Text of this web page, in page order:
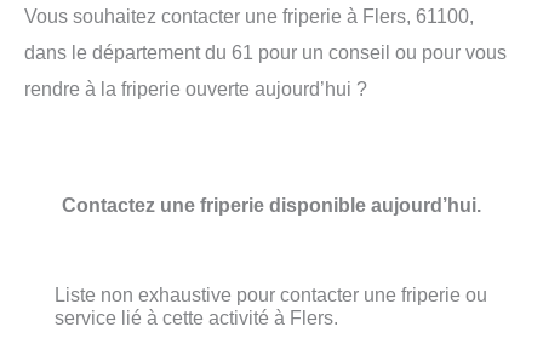
Vous souhaitez contacter une friperie à Flers, 61100,
dans le département du 61 pour un conseil ou pour vous
rendre à la friperie ouverte aujourd’hui ?
Contactez une friperie disponible aujourd’hui.
Liste non exhaustive pour contacter une friperie ou
service lié à cette activité à Flers.